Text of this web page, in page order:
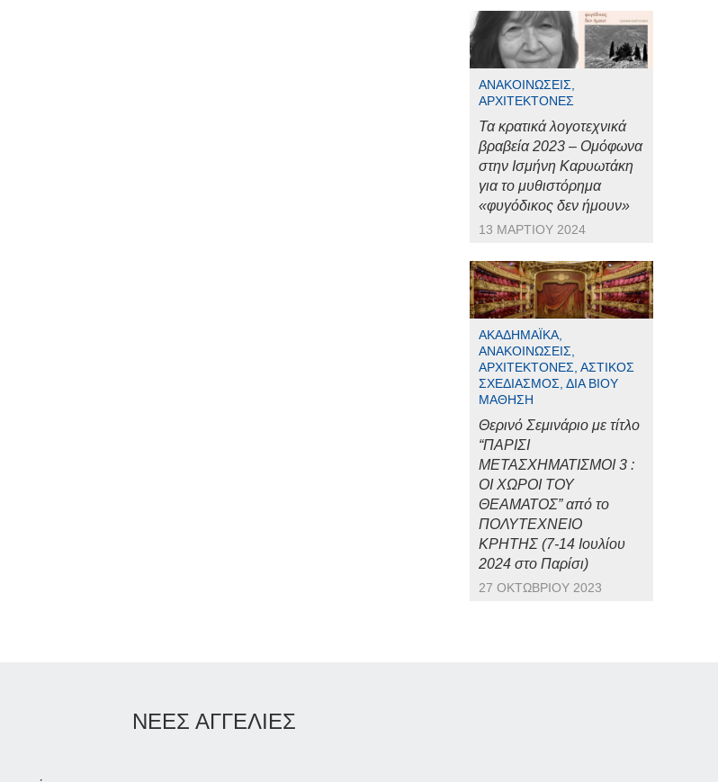
ΑΝΑΚΟΙΝΏΣΕΙΣ,
ΑΡΧΙΤΈΚΤΟΝΕΣ
Τα κρατικά λογοτεχνικά
βραβεία 2023 – Ομόφωνα
στην Ισμήνη Καρυωτάκη
για το μυθιστόρημα
«φυγόδικος δεν ήμουν»
13 ΜΑΡΤΊΟΥ 2024
ΑΚΑΔΗΜΑΪΚΆ,
ΑΝΑΚΟΙΝΏΣΕΙΣ,
ΑΡΧΙΤΈΚΤΟΝΕΣ, ΑΣΤΙΚΌΣ
ΣΧΕΔΙΑΣΜΌΣ, ΔΙΆ ΒΊΟΥ
ΜΆΘΗΣΗ
Θερινό Σεμινάριο με τίτλο
“ΠΑΡΙΣΙ
ΜΕΤΑΣΧΗΜΑΤΙΣΜΟΙ 3 :
ΟΙ ΧΩΡΟΙ ΤΟΥ
ΘΕΑΜΑΤΟΣ” από το
ΠΟΛΥΤΕΧΝΕΙΟ
ΚΡΗΤΗΣ (7-14 Ιουλίου
2024 στο Παρίσι)
27 ΟΚΤΩΒΡΊΟΥ 2023
ΝΕΕΣ ΑΓΓΕΛΙΕΣ